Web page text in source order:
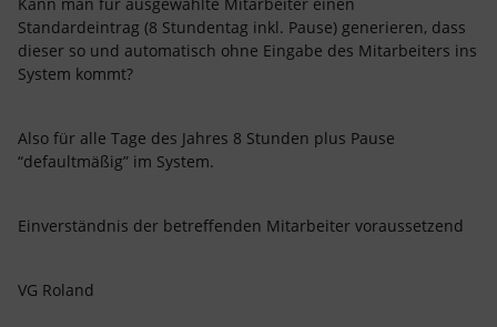
Standardeintrag (8 Stundentag inkl. Pause) generieren, dass
dieser so und automatisch ohne Eingabe des Mitarbeiters ins
System kommt?
Also für alle Tage des Jahres 8 Stunden plus Pause
“defaultmäßig” im System.
Einverständnis der betreffenden Mitarbeiter voraussetzend
VG Roland